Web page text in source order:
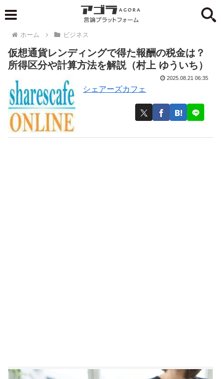
ホーム ビジネス
仮想通貨レンディングで得た報酬の税金は？
所得区分や計算方法を解説（村上 ゆういち）
シェアーズカフェ
2025.08.21 06:35